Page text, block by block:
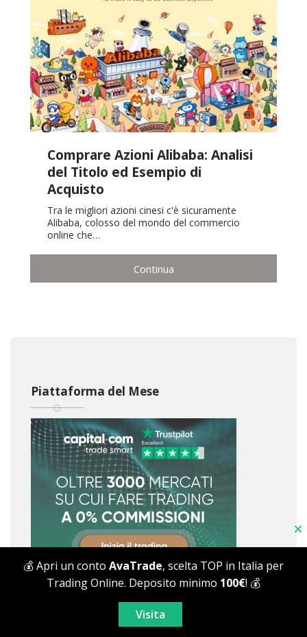
Comprare Azioni Alibaba: Analisi
del Titolo ed Esempio di
Acquisto
Tra le migliori azioni cinesi c'è sicuramente
Alibaba, colosso del mondo del commercio
online che…
Continua
Piattaforma del Mese
×
💰 Apri un conto AvaTrade, scelta TOP in Italia per
Trading Online. Deposito minimo 100€! 💰
Visita